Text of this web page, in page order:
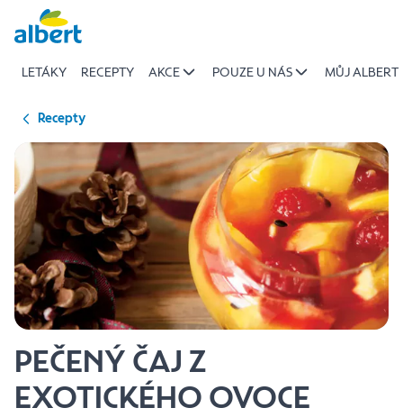
Přeskočit
LETÁKY RECEPTY AKCE POUZE U NÁS MŮJ ALBERT
Recepty
PEČENÝ ČAJ Z
EXOTICKÉHO OVOCE